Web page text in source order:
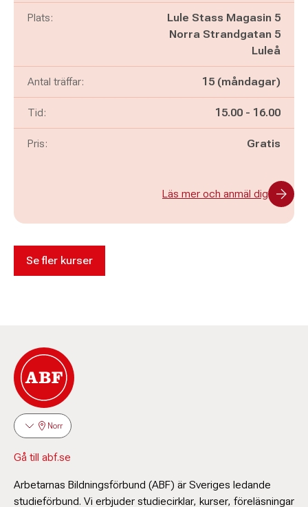
Plats:
Lule Stass Magasin 5
Norra Strandgatan 5
Luleå
Antal träffar: 15 (måndagar)
Tid: Pågår mellan
15.00 - och
16.00
Pris: Gratis
Läs mer och anmäl dig
Se fler kurser
Norr
Gå till abf.se
Arbetarnas Bildningsförbund (ABF) är Sveriges ledande
studieförbund. Vi erbjuder studiecirklar, kurser, föreläsningar